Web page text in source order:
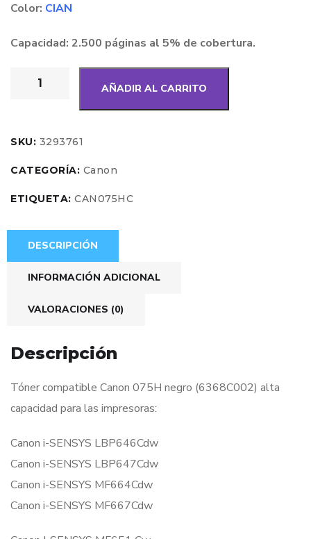
Color: CIAN
Capacidad: 2.500 páginas al 5% de cobertura.
AÑADIR AL CARRITO
SKU: 3293761
CATEGORÍA: Canon
ETIQUETA: CAN075HC
DESCRIPCIÓN
INFORMACIÓN ADICIONAL
VALORACIONES (0)
Descripción
Tóner compatible Canon 075H negro (6368C002) alta
capacidad para las impresoras:
Canon i-SENSYS LBP646Cdw
Canon i-SENSYS LBP647Cdw
Canon i-SENSYS MF664Cdw
Canon i-SENSYS MF667Cdw